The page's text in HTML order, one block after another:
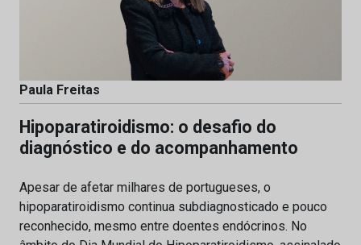
Paula Freitas
Hipoparatiroidismo: o desafio do
diagnóstico e do acompanhamento
Apesar de afetar milhares de portugueses, o
hipoparatiroidismo continua subdiagnosticado e pouco
reconhecido, mesmo entre doentes endócrinos. No